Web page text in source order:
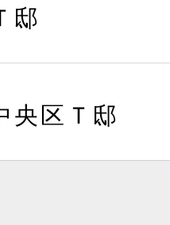
邸
央区Ｔ邸